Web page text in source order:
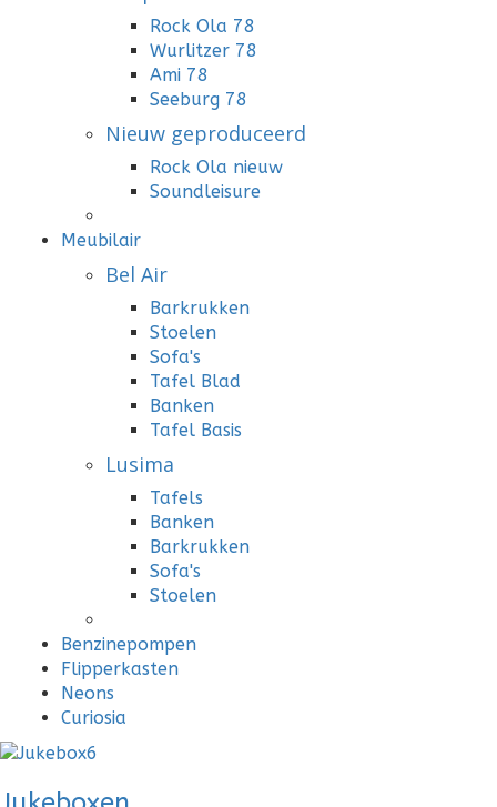
Rock Ola 78
Wurlitzer 78
Ami 78
Seeburg 78
Nieuw geproduceerd
Rock Ola nieuw
Soundleisure
Meubilair
Bel Air
Barkrukken
Stoelen
Sofa's
Tafel Blad
Banken
Tafel Basis
Lusima
Tafels
Banken
Barkrukken
Sofa's
Stoelen
Benzinepompen
Flipperkasten
Neons
Curiosia